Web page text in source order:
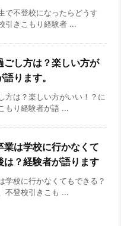
で不登校になったらどうす
引きこもり経験者 ...
ごし方は？楽しい方が
ります。
方は？楽しい方がいい！？に
もり経験者が語 ...
業は学校に行かなくて
は？経験者が語ります
学校に行かなくてもできる？
不登校引きこも ...